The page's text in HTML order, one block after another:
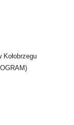
Kołobrzegu